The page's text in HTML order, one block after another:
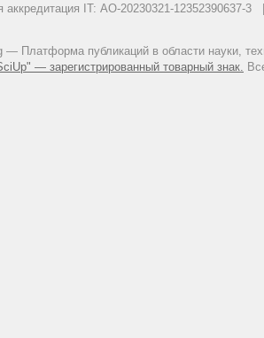
аккредитация IT: АО-20230321-
— Платформа публикаций в области науки,
— зарегистрированный товарный знак.